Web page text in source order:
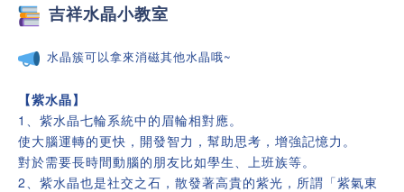
吉祥水晶小教室
水晶簇可以拿來消磁其他水晶哦~
【紫水晶】
1、紫水晶七輪系統中的眉輪相對應。
使大腦運轉的更快，開發智力，幫助思考，增強記憶力。
對於需要長時間動腦的朋友比如學生、上班族等。
2、紫水晶也是社交之石，散發著高貴的紫光，所謂「紫氣東